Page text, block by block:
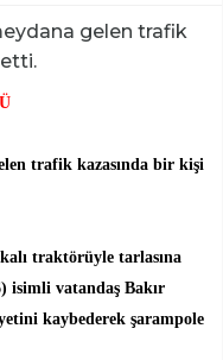
gelen trafik
trafik kazasında bir kişi
traktörüyle tarlasına
isimli vatandaş Bakır
kaybederek şarampole